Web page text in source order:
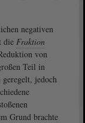
negativen
die Fraktion
von
Teil in
geregelt, jedoch
Grund brachte